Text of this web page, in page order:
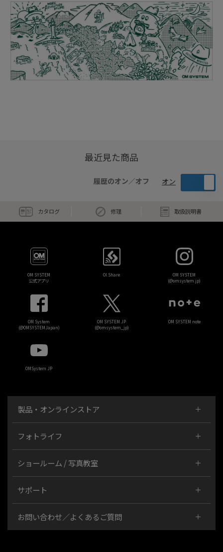
最近見た商品
履歴のオン／オフ オン
カタログ 修理 取扱説明書
OM SYSTEM
公式アプリ
OI.Share
OM SYSTEM
(@omsystem.jp)
OM System
(@OMSYSTEMJapan)
OM SYSTEM JP
(@omsystem_jp)
OM SYSTEM note
OMSystem JP
製品・オンラインストア
フォトライフ
ショールーム / 写真教室
サポート
お問い合わせ／よくあるご質問